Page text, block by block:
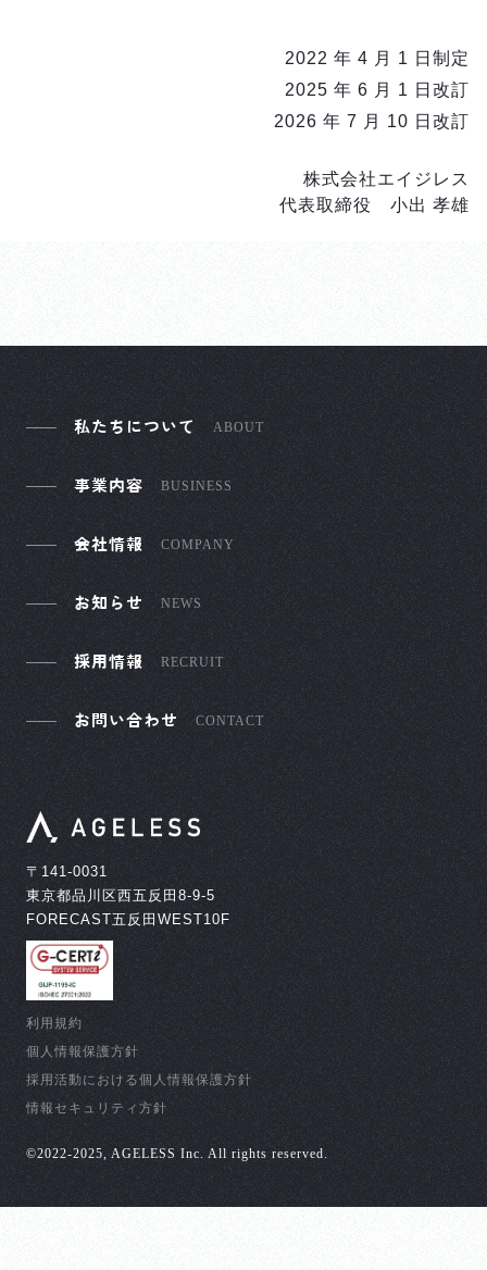
2022 年 4 月 1 日制定
2025 年 6 月 1 日改訂
2026 年 7 月 10 日改訂
株式会社エイジレス
代表取締役 小出 孝雄
私たちについて ABOUT
事業内容 BUSINESS
会社情報 COMPANY
お知らせ NEWS
採用情報 RECRUIT
お問い合わせ CONTACT
〒141-0031
東京都品川区西五反田8-9-5
FORECAST五反田WEST10F
利用規約
個人情報保護方針
採用活動における個人情報保護方針
情報セキュリティ方針
©︎2022-2025, AGELESS Inc. All rights reserved.